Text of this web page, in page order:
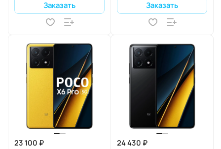
Заказать Заказать
23 100 ₽
24 430 ₽